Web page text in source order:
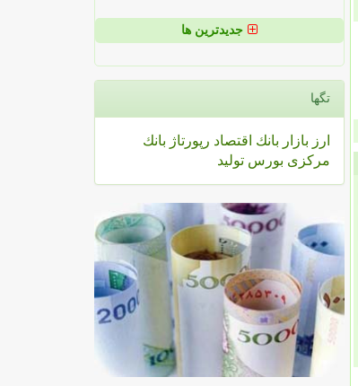
جدیدترین ها
تگها
ارز بازار بانك اقتصاد رپورتاژ بانك
مركزی بورس تولید